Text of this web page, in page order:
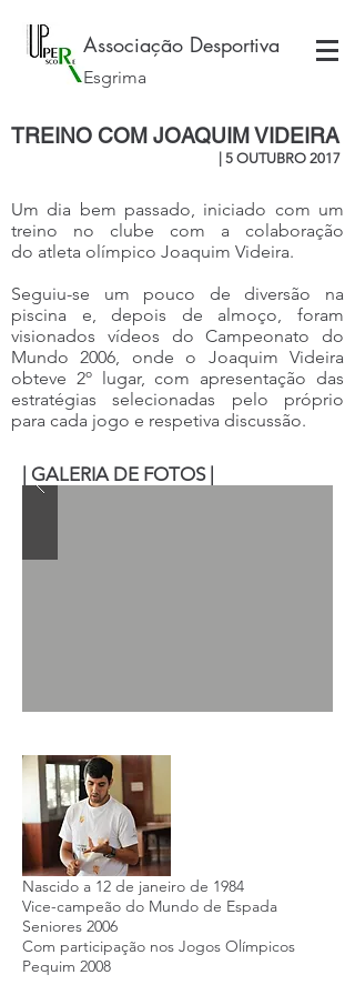
Associação Desportiva
Esgrima
Um dia bem passado, iniciado com um
treino no clube com a colaboração
do atleta olímpico Joaquim Videira.
Seguiu-se um pouco de diversão na
piscina e, depois de almoço, foram
visionados vídeos do Campeonato do
Mundo 2006, onde o Joaquim Videira
obteve 2º lugar, com apresentação das
estratégias selecionadas pelo próprio
para cada jogo e respetiva discussão.
Nascido a 12 de janeiro de 1984
Vice-campeão do Mundo de Espada
Seniores 2006
Com participação nos Jogos Olímpicos
Pequim 2008
TREINO COM JOAQUIM VIDEIRA
| GALERIA DE FOTOS |
| 5 OUTUBRO 2017